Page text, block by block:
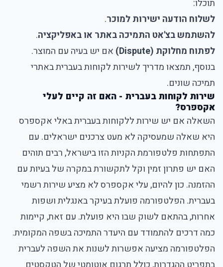
תוכלו:
לשלוח הודעה ישירות למוכר.
להשתמש בצ'אט התמיכה באתר או באפליקציה.
לפתוח מחלוקת (Dispute)
אם יש בעיה עם המוצר.
בנוסף, תמצאו מדריך לשירות לקוחות בעברית באתרי
תמיכה שונים.
שירות לקוחות בעברית - האם זה קיים לעלי
אקספרס?
השאלה אם יש שירות ללקוחות בעברית באלי אקספרס
היא שאלה שמעסיקה לא מעט צרכנים ישראלים. עם
התפתחות פלטפורמת הקניות הזו בישראל, רבים תוהים
האם יש פתרון זמין וקל לתקשורת במקרה של בעיות עם
ההזמנה. כון להיום, עלי אקספרס לא מציע שירות רשמי
בעברית. הפלטפורמה פועלת בעיקר באנגלית ושפות
אחרות, בהתאם לשוק שבו היא פועלת. עם זאת, קיימות
כמה דרכים להתמודד עם היעדר התמיכה בשפה המקומית.
הפלטפורמה מציעה אפשרות לשנות את השפה לעברית